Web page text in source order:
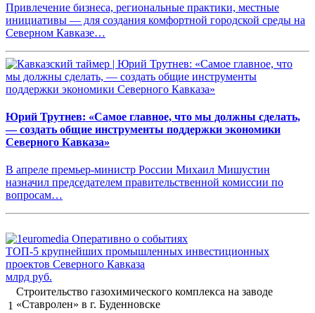
Привлечение бизнеса, региональные практики, местные
инициативы — для создания комфортной городской среды на
Северном Кавказе…
Юрий Трутнев: «Самое главное, что мы должны сделать,
— создать общие инструменты поддержки экономики
Северного Кавказа»
В апреле премьер-министр России Михаил Мишустин
назначил председателем правительственной комиссии по
вопросам…
ТОП-5 крупнейших промышленных инвестиционных
проектов Северного Кавказа
млрд руб.
1
Строительство газохимического комплекса на заводе
«Ставролен» в г. Буденновске